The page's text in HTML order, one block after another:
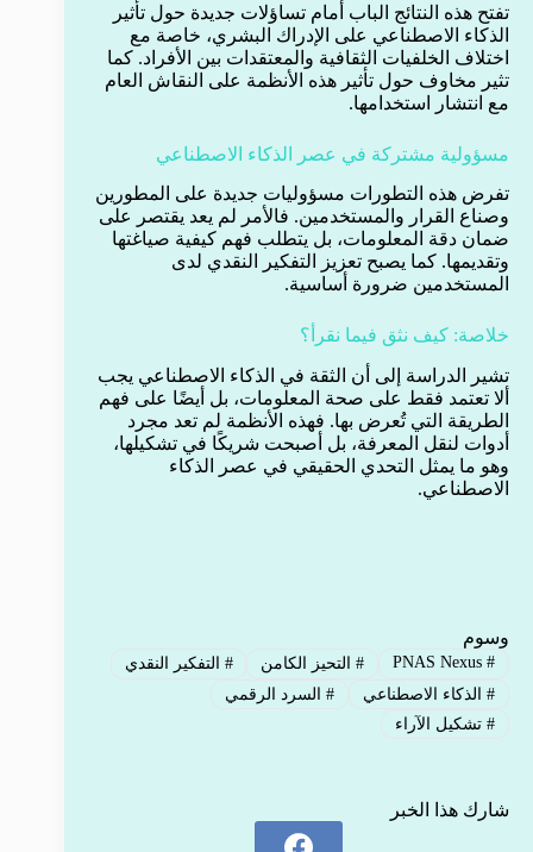
تفتح هذه النتائج الباب أمام تساؤلات جديدة حول تأثير
الذكاء الاصطناعي على الإدراك البشري، خاصة مع
اختلاف الخلفيات الثقافية والمعتقدات بين الأفراد. كما
تثير مخاوف حول تأثير هذه الأنظمة على النقاش العام
مع انتشار استخدامها.
مسؤولية مشتركة في عصر الذكاء الاصطناعي
تفرض هذه التطورات مسؤوليات جديدة على المطورين
وصناع القرار والمستخدمين. فالأمر لم يعد يقتصر على
ضمان دقة المعلومات، بل يتطلب فهم كيفية صياغتها
وتقديمها. كما يصبح تعزيز التفكير النقدي لدى
المستخدمين ضرورة أساسية.
خلاصة: كيف نثق فيما نقرأ؟
تشير الدراسة إلى أن الثقة في الذكاء الاصطناعي يجب
ألا تعتمد فقط على صحة المعلومات، بل أيضًا على فهم
الطريقة التي تُعرض بها. فهذه الأنظمة لم تعد مجرد
أدوات لنقل المعرفة، بل أصبحت شريكًا في تشكيلها،
وهو ما يمثل التحدي الحقيقي في عصر الذكاء
الاصطناعي.
وسوم
#
PNAS Nexus
#التحيز الكامن # التفكير النقدي
#الذكاء الاصطناعي #السرد الرقمي
#تشكيل الآراء
شارك هذا الخبر